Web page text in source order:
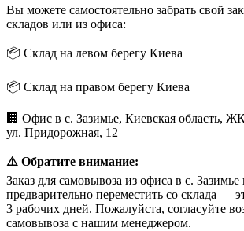
Вы можете самостоятельно забрать свой
складов или из офиса:
📦 Склад на левом берегу Киева
📦 Склад на правом берегу Киева
🏢 Офис в с. Зазимье, Киевская область,
ул. Придорожная, 12
⚠️ Обратите внимание:
Заказ для самовывоза из офиса в с.
предварительно переместить со склада —
3 рабочих дней. Пожалуйста, согласуйте
самовывоза с нашим менеджером.